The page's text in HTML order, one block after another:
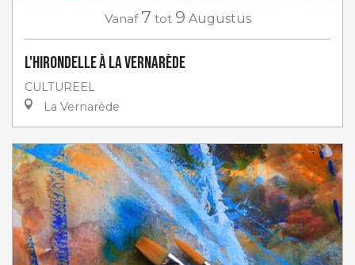
Vanaf 7 tot 9 Augustus
L'Hirondelle à La Vernarède
CULTUREEL
La Vernarède